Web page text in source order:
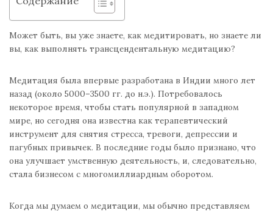
Может быть, вы уже знаете, как медитировать, но знаете ли
вы, как выполнять трансцендентальную медитацию?
Медитация была впервые разработана в Индии много лет
назад (около 5000–3500 гг. до н.э.). Потребовалось
некоторое время, чтобы стать популярной в западном
мире, но сегодня она известна как терапевтический
инструмент для снятия стресса, тревоги, депрессии и
пагубных привычек. В последние годы было признано, что
она улучшает умственную деятельность, и, следовательно,
стала бизнесом с многомиллиардным оборотом.
Когда мы думаем о медитации, мы обычно представляем